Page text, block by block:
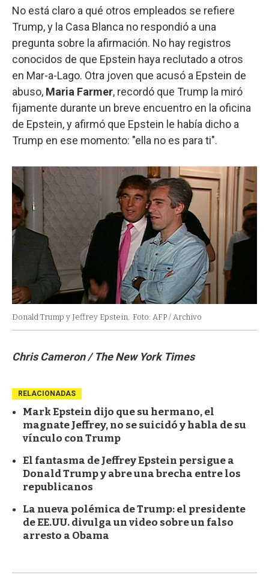
No está claro a qué otros empleados se refiere
Trump, y la Casa Blanca no respondió a una
pregunta sobre la afirmación. No hay registros
conocidos de que Epstein haya reclutado a otros
en Mar-a-Lago. Otra joven que acusó a Epstein de
abuso, Maria Farmer, recordó que Trump la miró
fijamente durante un breve encuentro en la oficina
de Epstein, y afirmó que Epstein le había dicho a
Trump en ese momento: "ella no es para ti".
Donald Trump y Jeffrey Epstein. Foto: AFP / Archivo
Chris Cameron / The New York Times
RELACIONADAS
Mark Epstein dijo que su hermano, el
magnate Jeffrey, no se suicidó y habla de su
vínculo con Trump
El fantasma de Jeffrey Epstein persigue a
Donald Trump y abre una brecha entre los
republicanos
La nueva polémica de Trump: el presidente
de EE.UU. divulga un video sobre un falso
arresto a Obama